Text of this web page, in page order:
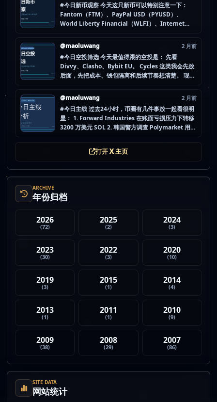
#今日新币观察 今天这只新币可以特别注意一下：
Fantom（FTM）、PayPal USD（PYUSD）、
World Liberty Financial（WLFI）、Internet
而是更像“热度是不是在回流”的样本。 这种时候最怕
把...
@maoluwang 2 月前
#今日空投筛选 今天最值得跟的空投是： 先看
Divvy、Clasho、Bybit EU。 Cycles 这类我会先放
后面，先把成本、钱包隔离和后续节奏想清楚。 现在
都没做扎实。 mao.lu/today-airdrop-selecti… #空
投项目 #...
@maoluwang 2 月前
#今日主线 过去24小时，币圈有几件事放一起看很明
显： 1. Forward Industries 在账面亏损压力下转移
3200 万美元 SOL 2. 韩国警方调查 Polymarket 用户
打开 X 主页
ARCHIVE
年份归档
2026
(72)
2025
(2)
2024
(3)
2023
(30)
2022
(3)
2020
(10)
2019
(3)
2015
(1)
2014
(4)
2013
(1)
2011
(1)
2010
(9)
2009
(38)
2008
(29)
2007
(86)
SITE DATA
网站统计